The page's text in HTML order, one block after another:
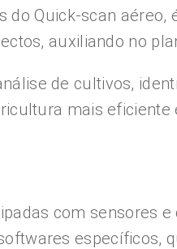
Quick-scan
auxiliando no
de cultivos,
mais eficiente
com sensores
específicos,